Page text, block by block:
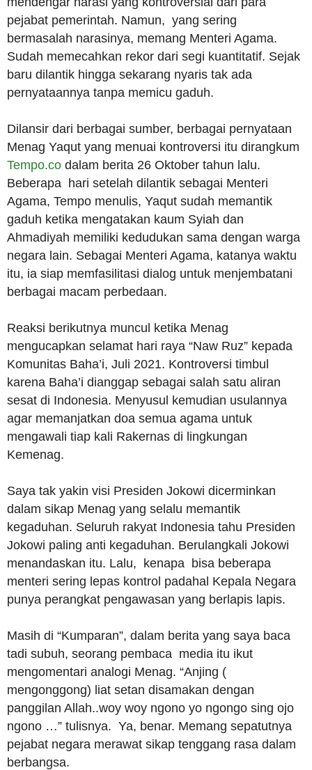
pejabat pemerintah. Namun, yang sering
bermasalah narasinya, memang Menteri Agama.
Sudah memecahkan rekor dari segi kuantitatif. Sejak
baru dilantik hingga sekarang nyaris tak ada
pernyataannya tanpa memicu gaduh.
Dilansir dari berbagai sumber, berbagai pernyataan
Menag Yaqut yang menuai kontroversi itu dirangkum
Tempo.co dalam berita 26 Oktober tahun lalu.
Beberapa hari setelah dilantik sebagai Menteri
Agama, Tempo menulis, Yaqut sudah memantik
gaduh ketika mengatakan kaum Syiah dan
Ahmadiyah memiliki kedudukan sama dengan warga
negara lain. Sebagai Menteri Agama, katanya waktu
itu, ia siap memfasilitasi dialog untuk menjembatani
berbagai macam perbedaan.
Reaksi berikutnya muncul ketika Menag
mengucapkan selamat hari raya “Naw Ruz” kepada
Komunitas Baha’i, Juli 2021. Kontroversi timbul
karena Baha’i dianggap sebagai salah satu aliran
sesat di Indonesia. Menyusul kemudian usulannya
agar memanjatkan doa semua agama untuk
mengawali tiap kali Rakernas di lingkungan
Kemenag.
Saya tak yakin visi Presiden Jokowi dicerminkan
dalam sikap Menag yang selalu memantik
kegaduhan. Seluruh rakyat Indonesia tahu Presiden
Jokowi paling anti kegaduhan. Berulangkali Jokowi
menandaskan itu. Lalu, kenapa bisa beberapa
menteri sering lepas kontrol padahal Kepala Negara
punya perangkat pengawasan yang berlapis lapis.
Masih di “Kumparan”, dalam berita yang saya baca
tadi subuh, seorang pembaca media itu ikut
mengomentari analogi Menag. “Anjing (
mengonggong) liat setan disamakan dengan
panggilan Allah..woy woy ngono yo ngongo sing ojo
ngono …” tulisnya. Ya, benar. Memang sepatutnya
pejabat negara merawat sikap tenggang rasa dalam
berbangsa.